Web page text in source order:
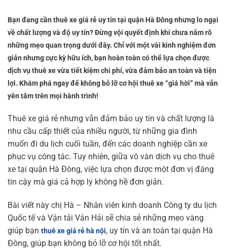
Bạn đang cần thuê xe giá rẻ uy tín tại quận Hà Đông nhưng lo ngại
về chất lượng và độ uy tín? Đừng vội quyết định khi chưa nắm rõ
những mẹo quan trọng dưới đây. Chỉ với một vài kinh nghiệm đơn
giản nhưng cực kỳ hữu ích, bạn hoàn toàn có thể lựa chọn được
dịch vụ thuê xe vừa tiết kiệm chi phí, vừa đảm bảo an toàn và tiện
lợi. Khám phá ngay để không bỏ lỡ cơ hội thuê xe “giá hời” mà vẫn
yên tâm trên mọi hành trình!
Thuê xe giá rẻ nhưng vẫn đảm bảo uy tín và chất lượng là
nhu cầu cấp thiết của nhiều người, từ những gia đình
muốn đi du lịch cuối tuần, đến các doanh nghiệp cần xe
phục vụ công tác. Tuy nhiên, giữa vô vàn dịch vụ cho thuê
xe tại quận Hà Đông, việc lựa chọn được một đơn vị đáng
tin cậy mà giá cả hợp lý không hề đơn giản.
Bài viết này chị Hà – Nhân viên kinh doanh Công ty du lịch
Quốc tế và Vận tải Vân Hải sẽ chia sẻ những mẹo vàng
giúp bạn thuê xe giá rẻ hà nội, uy tín và an toàn tại quận Hà
Đông, giúp bạn không bỏ lỡ cơ hội tốt nhất.